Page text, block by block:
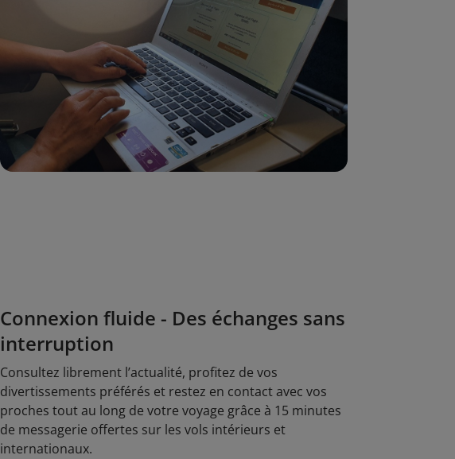
Connexion fluide - Des échanges sans
interruption
Consultez librement l’actualité, profitez de vos
divertissements préférés et restez en contact avec vos
proches tout au long de votre voyage grâce à 15 minutes
de messagerie offertes sur les vols intérieurs et
internationaux.